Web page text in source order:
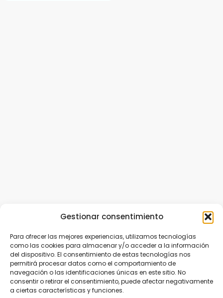
Gestionar consentimiento
Para ofrecer las mejores experiencias, utilizamos tecnologías
como las cookies para almacenar y/o acceder a la información
del dispositivo. El consentimiento de estas tecnologías nos
permitirá procesar datos como el comportamiento de
navegación o las identificaciones únicas en este sitio. No
consentir o retirar el consentimiento, puede afectar negativamente
a ciertas características y funciones.